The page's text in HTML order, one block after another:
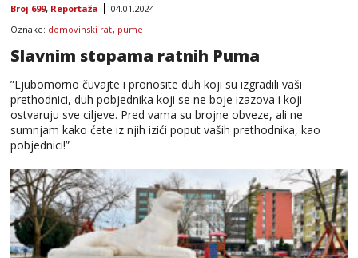
Broj 699, Reportaža
04.01.2024
Oznake: domovinski rat, pume
Slavnim stopama ratnih Puma
”Ljubomorno čuvajte i pronosite duh koji su izgradili vaši
prethodnici, duh pobjednika koji se ne boje izazova i koji
ostvaruju sve ciljeve. Pred vama su brojne obveze, ali ne
sumnjam kako ćete iz njih izići poput vaših prethodnika, kao
pobjednici!”